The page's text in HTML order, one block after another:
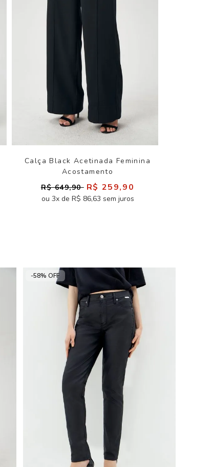
Calça Black Acetinada Feminina
Acostamento
R$ 649,90 R$ 259,90
ou 3x de R$ 86,63 sem juros
-58% OFF